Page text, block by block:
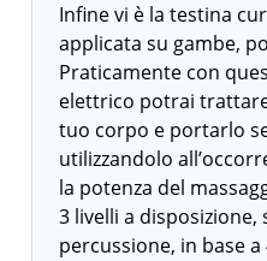
Infine vi è la testina
applicata su gambe,
Praticamente con
elettrico potrai
tuo corpo e portarlo
utilizzandolo
la potenza del
3 livelli a disposizione,
percussione, in base